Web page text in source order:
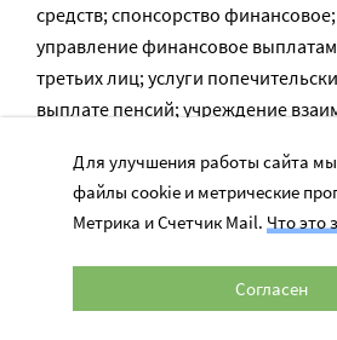
средств; спонсорство
управление финансовое
третьих лиц; услуги
выплате пенсий; учреждение
«Важно понимать, во-первых, что
товарного знака дает монополию
использование. Второе:
разрешения – нарушение, даже
благотворительности. Санкции
Для улучшения работы сайта
файлы cookie и метрические
Метрика и Счетчик Mail. Что это
Согласен